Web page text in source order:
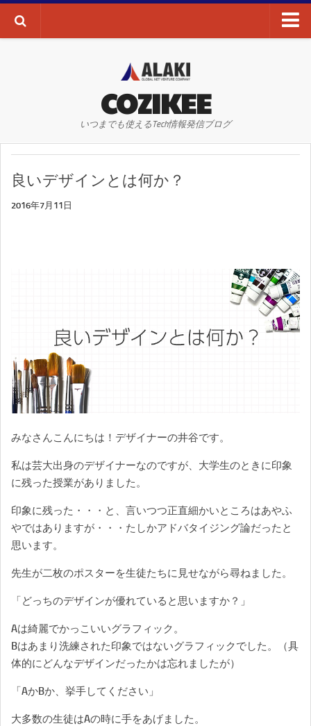
AI・ディープラーニング
WEBサイト
WEBマーケティング
SEO
COZIKEE
いつまでも使えるTech情報発信ブログ
良いデザインとは何か？
2016年7月11日
みなさんこんにちは！デザイナーの井谷です。
私は芸大出身のデザイナーなのですが、大学生のときに印象
に残った授業がありました。
印象に残った・・・と、言いつつ正直細かいところはあやふ
やではありますが・・・たしかアドバタイジング論だったと
思います。
先生が二枚のポスターを生徒たちに見せながら尋ねました。
「どっちのデザインが優れていると思いますか？」
Aは綺麗でかっこいいグラフィック。
Bはあまり洗練された印象ではないグラフィックでした。（具
体的にどんなデザインだったかは忘れましたが）
「AかBか、挙手してください」
大多数の生徒はAの時に手をあげました。